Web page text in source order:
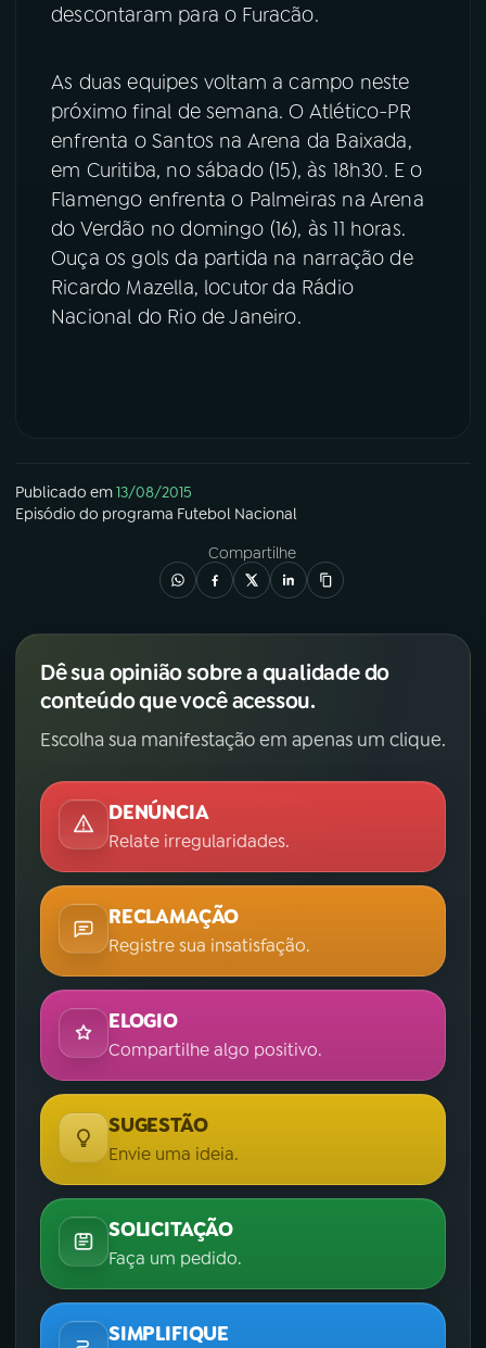
ACOMPANHE A RÁDIO NACIONAL
YouTube Facebook
Instagram X
TikTok
descontaram para o Furacão.
As duas equipes voltam a campo neste
próximo final de semana. O Atlético-PR
enfrenta o Santos na Arena da Baixada,
em Curitiba, no sábado (15), às 18h30. E o
Flamengo enfrenta o Palmeiras na Arena
do Verdão no domingo (16), às 11 horas.
Ouça os gols da partida na narração de
Ricardo Mazella, locutor da Rádio
Nacional do Rio de Janeiro.
Publicado em13/08/2015
Episódio do programa Futebol Nacional
Compartilhe
Dê sua opinião sobre a qualidade do
conteúdo que você acessou.
Escolha sua manifestação em apenas um clique.
DENÚNCIA
Relate irregularidades.
RECLAMAÇÃO
Registre sua insatisfação.
ELOGIO
Compartilhe algo positivo.
SUGESTÃO
Envie uma ideia.
SOLICITAÇÃO
Faça um pedido.
SIMPLIFIQUE